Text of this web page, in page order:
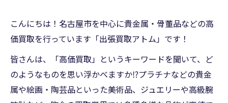
こんにちは！名古屋市を中心に貴金属・骨董品などの高
価買取を行っています「出張買取アトム」です！
皆さんは、「高価買取」というキーワードを聞いて、ど
のようなものを思い浮かべますか⁉プラチナなどの貴金
属や絵画・陶芸品といった美術品、ジュエリーや高級腕